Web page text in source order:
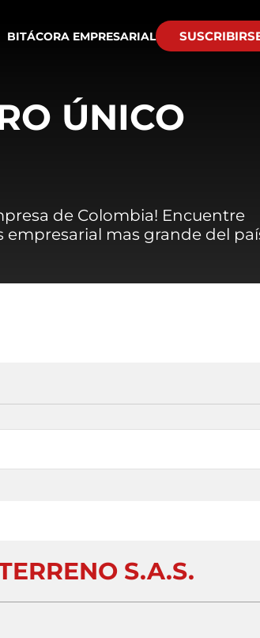
BITÁCORA EMPRESARIAL
ÚNICO
de Colombia! Encuentre
empresarial mas grande del
S.A.S.